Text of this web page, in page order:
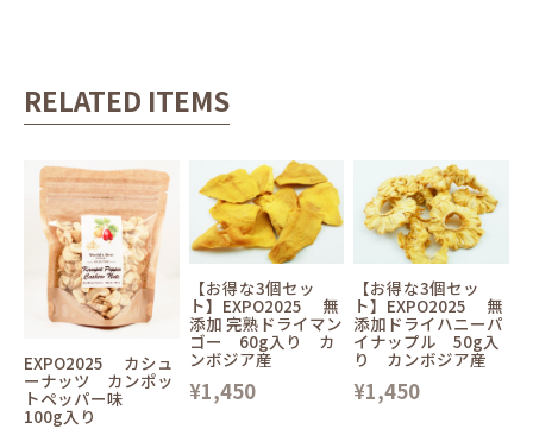
RELATED ITEMS
EXPO2025 カシュ
ーナッツ カンポッ
トペッパー味
100g入り
【お得な3個セッ
ト】EXPO2025 無
添加 完熟ドライマン
ゴー 60g入り カ
ンボジア産
¥1,450
【お得な3個セッ
ト】EXPO2025 無
添加ドライハニーパ
イナップル 50g入
り カンボジア産
¥1,450